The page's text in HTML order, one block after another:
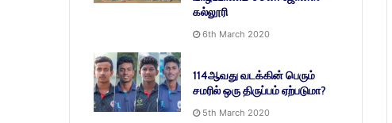
கல்லூரி
6th March 2020
114ஆவது வடக்கின் பெரும்
சமரில் ஒரு திருப்பம் ஏற்படுமா?
5th March 2020